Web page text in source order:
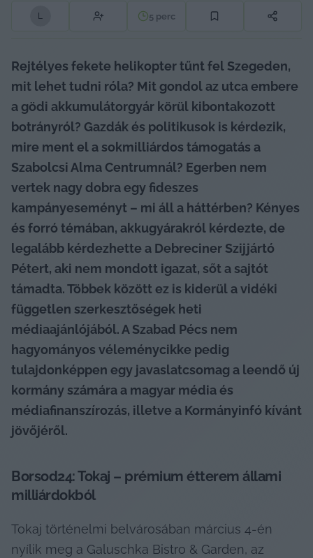
L 5 perc
Rejtélyes fekete helikopter tűnt fel Szegeden,
mit lehet tudni róla? Mit gondol az utca embere
a gödi akkumulátorgyár körül kibontakozott
botrányról? Gazdák és politikusok is kérdezik,
mire ment el a sokmilliárdos támogatás a
Szabolcsi Alma Centrumnál? Egerben nem
vertek nagy dobra egy fideszes
kampányeseményt – mi áll a háttérben? Kényes
és forró témában, akkugyárakról kérdezte, de
legalább kérdezhette a Debreciner Szijjártó
Pétert, aki nem mondott igazat, sőt a sajtót
támadta. Többek között ez is kiderül a vidéki
független szerkesztőségek heti
médiaajánlójából. A Szabad Pécs nem
hagyományos véleménycikke pedig
tulajdonképpen egy javaslatcsomag a leendő új
kormány számára a magyar média és
médiafinanszírozás, illetve a Kormányinfó kívánt
jövőjéről.
Borsod24: Tokaj – prémium étterem állami
milliárdokból
Tokaj történelmi belvárosában március 4-én
nyílik meg a Galuschka Bistro & Garden, az